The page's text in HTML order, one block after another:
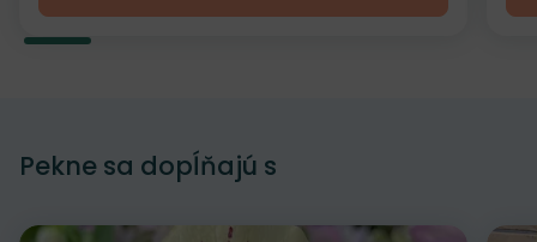
Pekne sa dopĺňajú s